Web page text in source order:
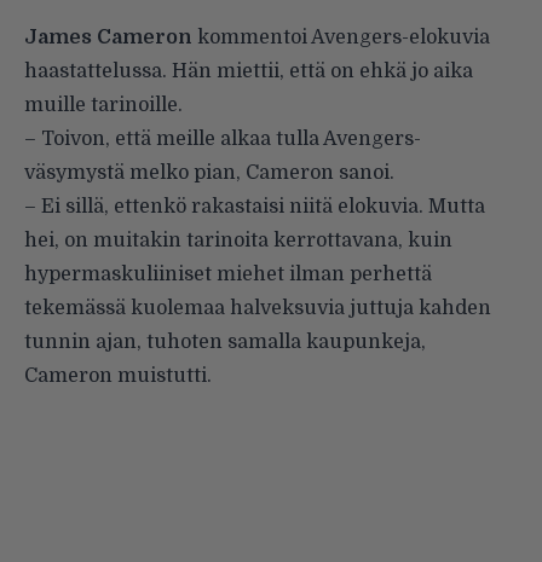
James Cameron kommentoi Avengers-elokuvia
haastattelussa. Hän miettii, että on ehkä jo aika
muille tarinoille.
– Toivon, että meille alkaa tulla Avengers-
väsymystä melko pian, Cameron sanoi.
– Ei sillä, ettenkö rakastaisi niitä elokuvia. Mutta
hei, on muitakin tarinoita kerrottavana, kuin
hypermaskuliiniset miehet ilman perhettä
tekemässä kuolemaa halveksuvia juttuja kahden
tunnin ajan, tuhoten samalla kaupunkeja,
Cameron muistutti.